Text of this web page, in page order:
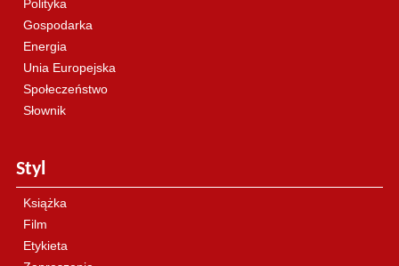
Polityka
Gospodarka
Energia
Unia Europejska
Społeczeństwo
Słownik
Styl
Książka
Film
Etykieta